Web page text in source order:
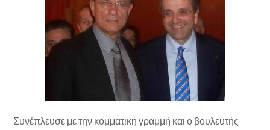
Συνέπλευσε με την κομματική γραμμή και ο βουλευτής